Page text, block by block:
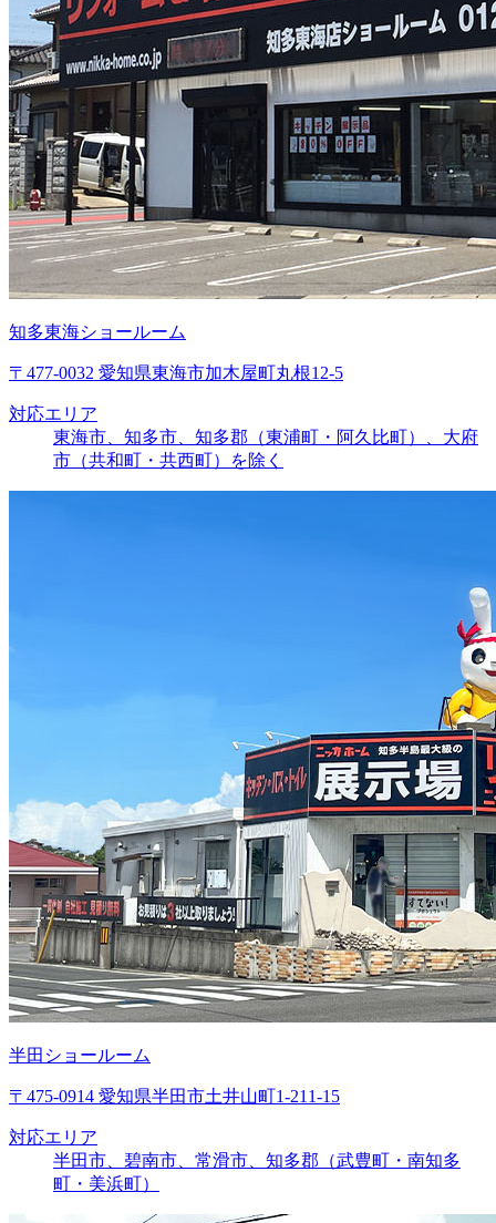
知多東海ショールーム
〒477-0032 愛知県東海市加木屋町丸根12-5
対応エリア
東海市、知多市、知多郡（東浦町・阿久比町）、大府
市（共和町・共西町）を除く
半田ショールーム
〒475-0914 愛知県半田市土井山町1-211-15
対応エリア
半田市、碧南市、常滑市、知多郡（武豊町・南知多
町・美浜町）